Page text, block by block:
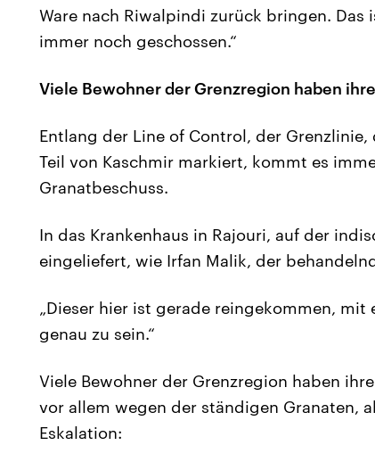
Ware nach Riwalpindi zurück bringen.
immer noch geschossen.“
Viele Bewohner der Grenzregion haben
Entlang der Line of Control, der
Teil von Kaschmir markiert, kommt es
Granatbeschuss.
In das Krankenhaus in Rajouri, auf der
eingeliefert, wie Irfan Malik, der
„Dieser hier ist gerade reingekommen,
genau zu sein.“
Viele Bewohner der Grenzregion haben
vor allem wegen der ständigen Granaten,
Eskalation: